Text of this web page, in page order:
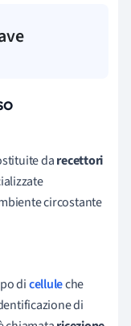
darecettori
circostante
dicelluleche
di